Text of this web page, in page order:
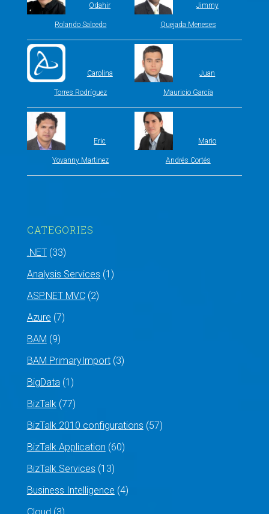
Odahir
Rolando Salcedo
Jimmy
Quejada Meneses
Carolina
Torres Rodríguez
Juan
Mauricio García
Eric
Yovanny Martinez
Mario
Andrés Cortés
CATEGORIES
.NET(33)
Analysis Services (1)
ASP.NET MVC(2)
Azure (7)
BAM (9)
BAM PrimaryImport(3)
BigData (1)
BizTalk (77)
BizTalk 2010 configurations (57)
BizTalk Application (60)
BizTalk Services (13)
Business Intelligence (4)
Cloud (3)